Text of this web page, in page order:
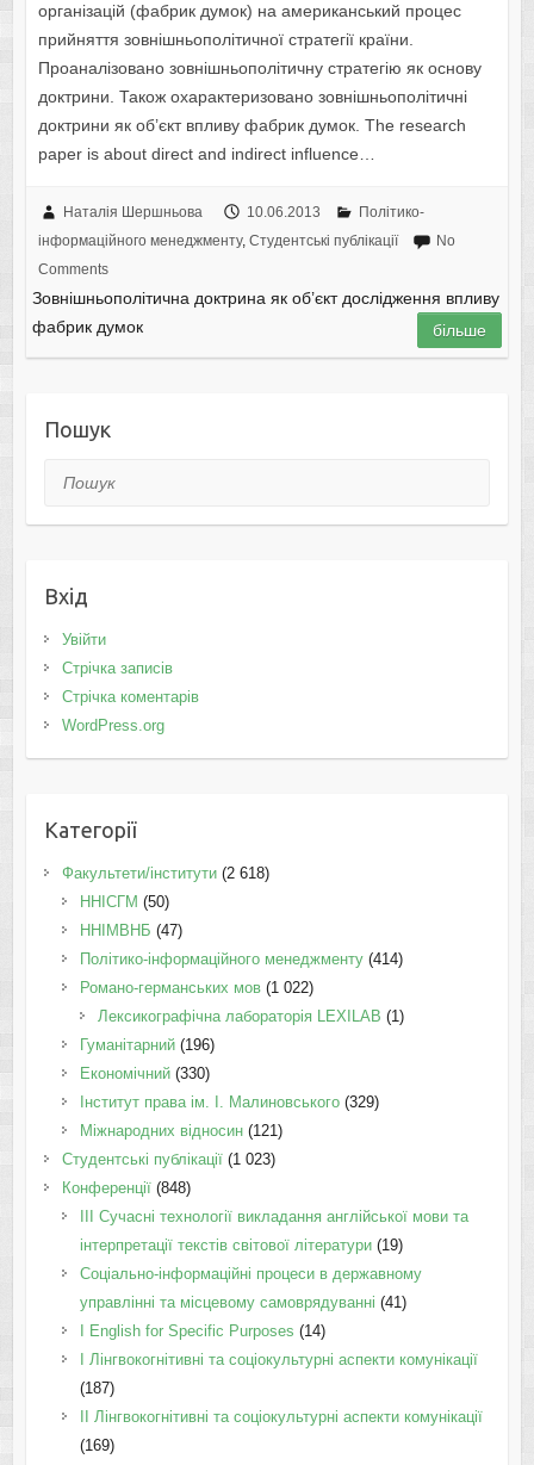
організацій (фабрик думок) на американський процес
прийняття зовнішньополітичної стратегії країни.
Проаналізовано зовнішньополітичну стратегію як основу
доктрини. Також охарактеризовано зовнішньополітичні
доктрини як об’єкт впливу фабрик думок. The research
paper is about direct and indirect influence…
Наталія Шершньова 10.06.2013
Політико-
інформаційного менеджменту, Студентські публікації
No
Comments
Зовнішньополітична доктрина як об’єкт дослідження впливу
фабрик думок
більше
Пошук
Пошук
Вхід
Увійти
Стрічка записів
Стрічка коментарів
WordPress.org
Категорії
Факультети/інститути(2 618)
ННІСГМ (50)
ННІМВНБ (47)
Політико-інформаційного менеджменту(414)
Романо-германських мов(1 022)
Лексикографічна лабораторія LEXILAB (1)
Гуманітарний(196)
Економічний(330)
Інститут права ім. І. Малиновського(329)
Міжнародних відносин(121)
Студентські публікації(1 023)
Конференції(848)
III Сучасні технології викладання англійської мови та
інтерпретації текстів світової літератури(19)
Соціально-інформаційні процеси в державному
управлінні та місцевому самоврядуванні (41)
І English for Specific Purposes (14)
I Лінгвокогнітивні та соціокультурні аспекти комунікації
(187)
IІ Лінгвокогнітивні та соціокультурні аспекти комунікації
(169)